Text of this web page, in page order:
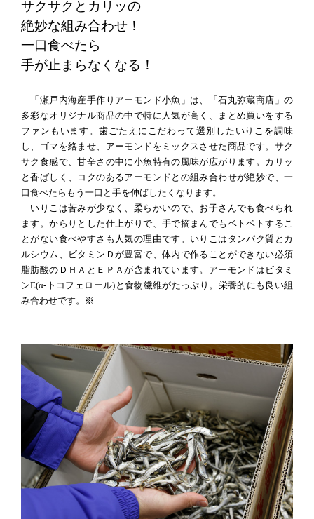
サクサクとカリッの
絶妙な組み合わせ！
一口食べたら
手が止まらなくなる！
「瀬戸内海産手作りアーモンド小魚」は、「石丸弥蔵商店」の
多彩なオリジナル商品の中で特に人気が高く、まとめ買いをする
ファンもいます。歯ごたえにこだわって選別したいりこを調味
し、ゴマを絡ませ、アーモンドをミックスさせた商品です。サク
サク食感で、甘辛さの中に小魚特有の風味が広がります。カリッ
と香ばしく、コクのあるアーモンドとの組み合わせが絶妙で、一
口食べたらもう一口と手を伸ばしたくなります。
いりこは苦みが少なく、柔らかいので、お子さんでも食べられ
ます。からりとした仕上がりで、手で摘まんでもベトベトするこ
とがない食べやすさも人気の理由です。いりこはタンパク質とカ
ルシウム、ビタミンＤが豊富で、体内で作ることができない必須
脂肪酸のＤＨＡとＥＰＡが含まれています。アーモンドはビタミ
ンE(α-トコフェロール)と食物繊維がたっぷり。栄養的にも良い組
み合わせです。※